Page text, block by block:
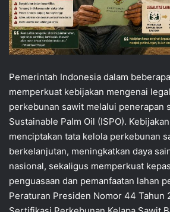
Pemerintah Indonesia dalam
memperkuat kebijakan mengenai
perkebunan sawit melalui penerapan
Sustainable Palm Oil (ISPO).
menciptakan tata kelola perkebunan
berkelanjutan, meningkatkan daya
nasional, sekaligus memperkuat
penguasaan dan pemanfaatan lahan
Peraturan Presiden Nomor 44 Tahun